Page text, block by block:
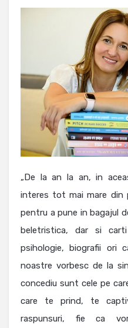
„De la an la an, in
interes tot mai mare din
pentru a pune in bagajul
beletristica, dar si
psihologie, biografii ori
noastre vorbesc de la
concediu sunt cele pe
care te prind, te
raspunsuri, fie ca